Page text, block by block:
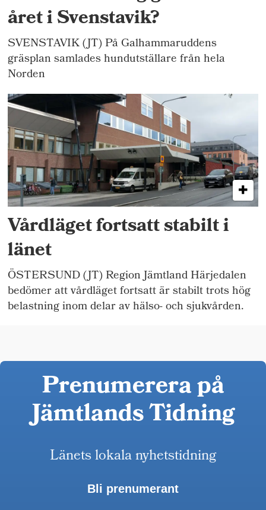
året i Svenstavik?
SVENSTAVIK (JT) På Galhammaruddens
gräsplan samlades hundutställare från hela
Norden
Vårdläget fortsatt stabilt i
länet
ÖSTERSUND (JT) Region Jämtland Härjedalen
bedömer att vårdläget fortsatt är stabilt trots hög
belastning inom delar av hälso- och sjukvården.
Prenumerera på
Jämtlands Tidning
Länets lokala nyhetstidning
Bli prenumerant